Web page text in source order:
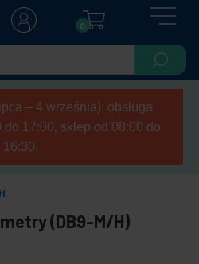
0
– 4 września): obsługa
17:00, sklep od 08:00 do
16:30.
(DB9-M/H)